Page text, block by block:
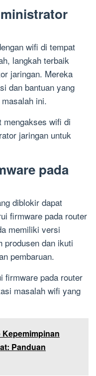
wifi di tempat
langkah terbaik
jaringan. Mereka
dan bantuan yang
ini.
mengakses wifi di
jaringan untuk
pada
diblokir dapat
firmware pada router
memiliki versi
produsen dan ikuti
pembaruan.
firmware pada router
masalah wifi yang
Panduan